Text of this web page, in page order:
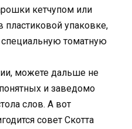
кетчупом или
упаковке,
томатную
можете дальше не
и заведомо
слов. А вот
совет Скотта